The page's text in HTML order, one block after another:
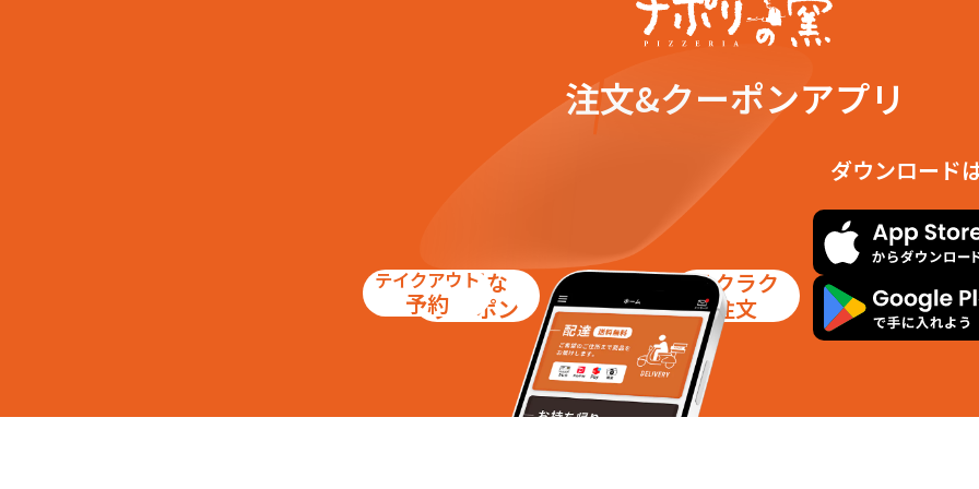
注文&クーポンアプリ
お得な
クーポン
テイクアウト
予約
ラクラク
注文
ダウンロード